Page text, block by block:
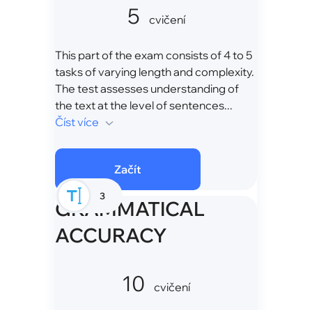
5 cvičení
This part of the exam consists of 4 to 5
tasks of varying length and complexity.
The test assesses understanding of
the text at the level of sentences...
Číst více
Začít
3
GRAMMATICAL
ACCURACY
10 cvičení